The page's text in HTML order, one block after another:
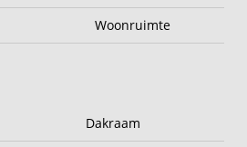
Woonruimte
Dakraam